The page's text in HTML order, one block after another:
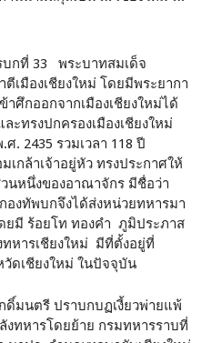
กที่ 33 พระบาทสมเด็จ
เมืองเชียงใหม่ โดยมีพระยากา
ศึกออกจากเมืองเชียงใหม่ได้
ะทรงปกครองเมืองเชียงใหม่
.ศ. 2435 รวมเวลา 118 ปี
กล้าเจ้าอยู่หัว ทรงประกาศให้
นหนึ่งของอาณาจักร มีชื่อว่า
องทัพบกจึงได้ส่งหน่วยทหารมา
ยมี ร้อยโท ทองคำ ภูมิประภาส
หารเชียงใหม่ มีที่ตั้งอยู่ที่
ดเชียงใหม่ ในปัจจุบัน
ดิ์มนตรี ปราบกบฏเงี้ยวพ่ายแพ้
งทหารโดยย้าย กรมทหารราบที่